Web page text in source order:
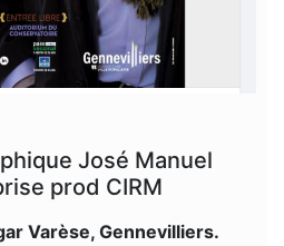
José Manuel
prod CIRM
Varèse, Gennevilliers.